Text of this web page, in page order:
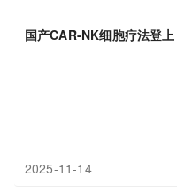
国产CAR-NK细胞疗法登
2025-11-14